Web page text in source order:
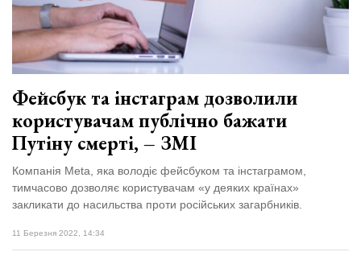
Фейсбук та інстаграм дозволили
користувачам публічно бажати
Путіну смерті, – ЗМІ
Компанія Meta, яка володіє фейсбуком та інстаграмом,
тимчасово дозволяє користувачам «у деяких країнах»
закликати до насильства проти російських загарбників.
11 Березня 2022, 14:34